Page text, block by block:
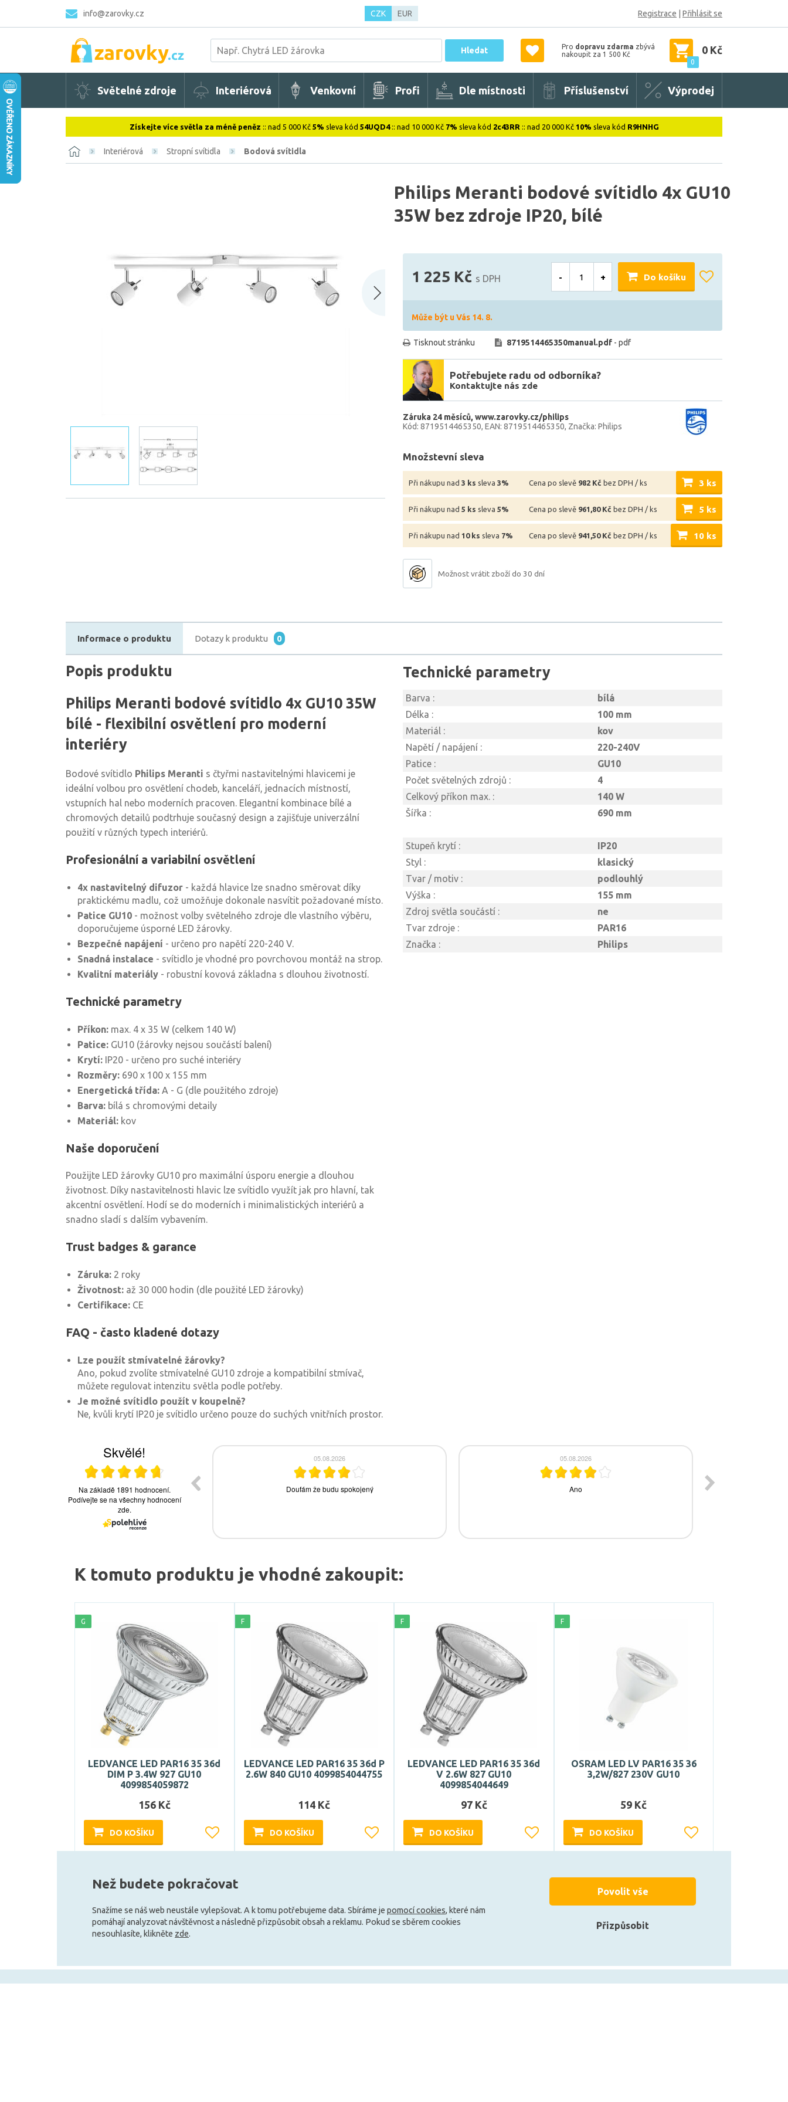
info@zarovky.cz CZK EUR Registrace Přihlásit se
Hledat Pro dopravu zdarma zbývá
nakoupit za 1 500 Kč
0
0 Kč
Světelné zdroje Interiérová Venkovní Profi Dle místnosti Příslušenství Výprodej
Získejte více světla za méně peněz :: nad 5 000 Kč 5% sleva kód 54UQD4:: nad 10 000 Kč 7% sleva kód 2c43RR :: nad 20 000 Kč 10% sleva kód R9HNHG
Interiérová Stropní svítidla Bodová svítidla
Philips Meranti bodové svítidlo 4x GU10
35W bez zdroje IP20, bílé
1 225 Kč s DPH - + Do košíku
Může být u Vás 14. 8.
Tisknout stránku 8719514465350manual.pdf - pdf
Potřebujete radu od odborníka?
Kontaktujte nás zde
Záruka 24 měsíců www.zarovky.cz/philips
Kód: 8719514465350 EAN: 8719514465350 Značka: Philips
Množstevní sleva
Při nákupu nad 3 ks sleva 3% Cena po slevě 982 Kč bez DPH / ks 3 ks
Při nákupu nad 5 ks sleva 5% Cena po slevě 961,80 Kč bez DPH / ks 5 ks
Při nákupu nad 10 ks sleva 7% Cena po slevě 941,50 Kč bez DPH / ks 10 ks
Možnost vrátit zboží do 30 dní
Informace o produktu Dotazy k produktu 0
Popis produktu
Philips Meranti bodové svítidlo 4x GU10 35W
bílé - flexibilní osvětlení pro moderní
interiéry
Bodové svítidlo Philips Meranti s čtyřmi nastavitelnými hlavicemi je
ideální volbou pro osvětlení chodeb, kanceláří, jednacích místností,
vstupních hal nebo moderních pracoven. Elegantní kombinace bílé a
chromových detailů podtrhuje současný design a zajišťuje univerzální
použití v různých typech interiérů.
Profesionální a variabilní osvětlení
4x nastavitelný difuzor - každá hlavice lze snadno směrovat díky
praktickému madlu, což umožňuje dokonale nasvítit požadované místo.
Patice GU10 - možnost volby světelného zdroje dle vlastního výběru,
doporučujeme úsporné LED žárovky.
Bezpečné napájení - určeno pro napětí 220-240 V.
Snadná instalace - svítidlo je vhodné pro povrchovou montáž na strop.
Kvalitní materiály - robustní kovová základna s dlouhou životností.
Technické parametry
Příkon: max. 4 x 35 W (celkem 140 W)
Patice: GU10 (žárovky nejsou součástí balení)
Krytí: IP20 - určeno pro suché interiéry
Rozměry: 690 x 100 x 155 mm
Energetická třída: A - G (dle použitého zdroje)
Barva: bílá s chromovými detaily
Materiál: kov
Naše doporučení
Použijte LED žárovky GU10 pro maximální úsporu energie a dlouhou
životnost. Díky nastavitelnosti hlavic lze svítidlo využít jak pro hlavní, tak
akcentní osvětlení. Hodí se do moderních i minimalistických interiérů a
snadno sladí s dalším vybavením.
Trust badges & garance
Záruka: 2 roky
Životnost: až 30 000 hodin (dle použité LED žárovky)
Certifikace: CE
FAQ - často kladené dotazy
Lze použít stmívatelné žárovky?
Ano, pokud zvolíte stmívatelné GU10 zdroje a kompatibilní stmívač,
můžete regulovat intenzitu světla podle potřeby.
Je možné svítidlo použít v koupelně?
Ne, kvůli krytí IP20 je svítidlo určeno pouze do suchých vnitřních prostor.
Technické parametry
Barva :
bílá
Délka :
100 mm
Materiál :
kov
Napětí / napájení :
220-240V
Patice :
GU10
Počet světelných zdrojů :
4
Celkový příkon max. :
140 W
Šířka :
690 mm
Stupeň krytí :
IP20
Styl :
klasický
Tvar / motiv :
podlouhlý
Výška :
155 mm
Zdroj světla součástí :
ne
Tvar zdroje :
PAR16
Značka :
Philips
K tomuto produktu je vhodné zakoupit:
G
LEDVANCE LED PAR16 35 36d
DIM P 3.4W 927 GU10
4099854059872
156 Kč
DO KOŠÍKU
F
LEDVANCE LED PAR16 35 36d P
2.6W 840 GU10 4099854044755
114 Kč
DO KOŠÍKU
F
LEDVANCE LED PAR16 35 36d
V 2.6W 827 GU10
4099854044649
97 Kč
DO KOŠÍKU
F
OSRAM LED LV PAR16 35 36
3,2W/827 230V GU10
59 Kč
DO KOŠÍKU
Načíst další
Než budete pokračovat
Snažíme se náš web neustále vylepšovat. A k tomu potřebujeme data. Sbíráme je pomocí cookies, které nám
pomáhají analyzovat návštěvnost a následně přizpůsobit obsah a reklamu. Pokud se sběrem cookies
nesouhlasíte, klikněte zde.
Přizpůsobit
Povolit vše